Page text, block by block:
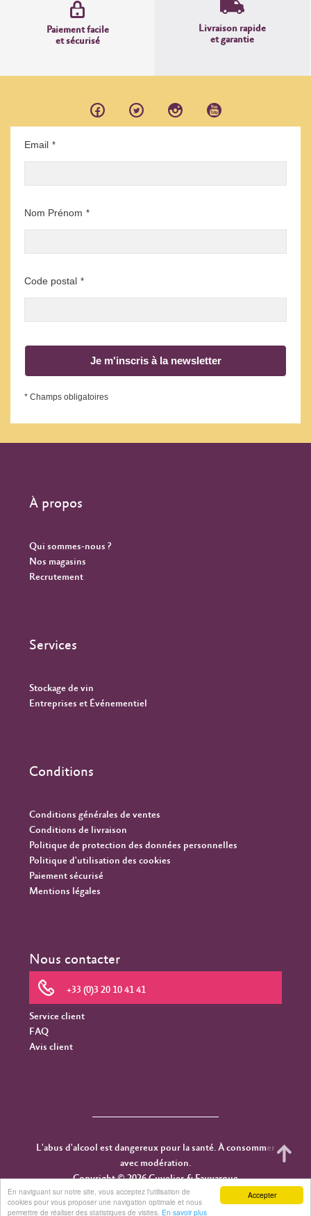
Accepter
En naviguant sur notre site, vous acceptez l'utilisation de
cookies pour vous proposer une navigation optimale et nous
permettre de réaliser des statistiques de visites. En savoir plus
Paiement facile
et sécurisé
Livraison rapide
et garantie
Email *
Nom Prénom *
Code postal *
Je m'inscris à la newsletter
* Champs obligatoires
À propos
Qui sommes-nous ?
Nos magasins
Recrutement
Services
Stockage de vin
Entreprises et Événementiel
Conditions
Conditions générales de ventes
Conditions de livraison
Politique de protection des données personnelles
Politique d'utilisation des cookies
Paiement sécurisé
Mentions légales
Nous contacter
+33 (0)3 20 10 41 41
Service client
FAQ
Avis client
L'abus d'alcool est dangereux pour la santé. À consommer
avec modération.
Copyright © 2026 Cuvelier & Fauvarque